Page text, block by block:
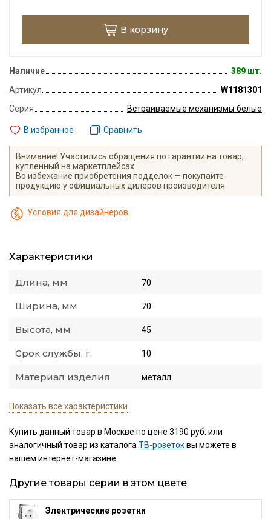
В корзину
Наличие
389 шт.
Артикул
W1181301
Серия
Встраиваемые механизмы белые
В избранное Сравнить
Внимание! Участились обращения по гарантии на товар,
купленный на маркетплейсах.
Во избежание приобретения подделок — покупайте
продукцию у официальных дилеров производителя
Условия для дизайнеров
Характеристики
Длина, мм 70
Ширина, мм 70
Высота, мм 45
Срок службы, г. 10
Материал изделия металл
Показать все характеристики
Купить данный товар в Москве по цене 3190 руб. или
аналогичный товар из каталогаТВ-розетоквы можете в
нашем интернет-магазине.
Другие товары серии в этом цвете
Электрические розетки